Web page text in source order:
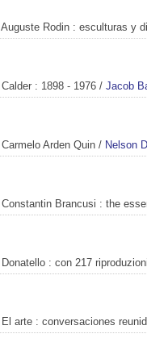
Auguste Rodin : esculturas y
Calder : 1898 - 1976 / Jacob
Carmelo Arden Quin / Nelson
Constantin Brancusi : the
Donatello : con 217
El arte : conversaciones